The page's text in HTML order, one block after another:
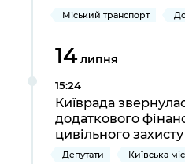
Міський транспорт
14 липня
15:24
Київрада
додаткового
цивільного
Депутати
Київська